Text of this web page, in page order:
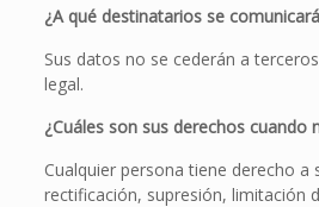
¿A qué destinatarios se
Sus datos no se cederán a
legal.
¿Cuáles son sus derechos cuando
Cualquier persona tiene derecho a
rectificación, supresión, limitación